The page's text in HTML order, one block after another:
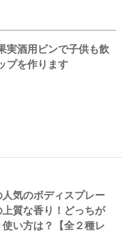
実酒用ビンで子供も飲
プを作ります
気のボディスプレー
質な香り！どっちが
い方は？【全２種レ